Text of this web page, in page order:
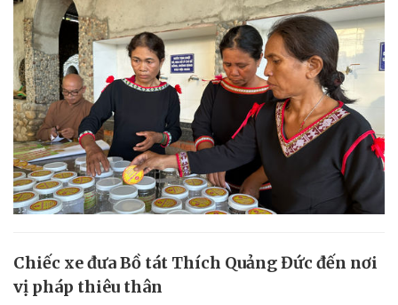
Chiếc xe đưa Bồ tát Thích Quảng Đức đến nơi
vị pháp thiêu thân